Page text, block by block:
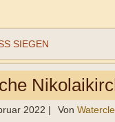
SIEGEN
2022 | Von